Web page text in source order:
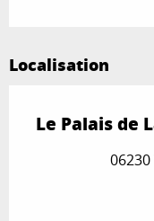
Localisation
Le Palais de